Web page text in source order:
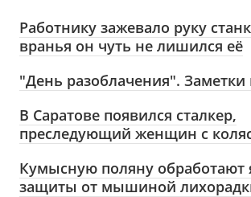
Работнику зажевало руку
вранья он чуть не лишился её
"День разоблачения".
В Саратове появился сталкер,
преследующий женщин с
Кумысную поляну обработают
защиты от мышиной